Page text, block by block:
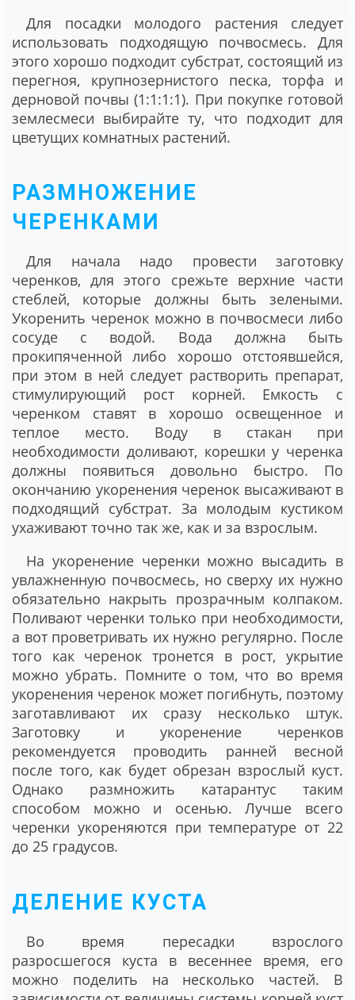
Для посадки молодого растения следует
использовать подходящую почвосмесь. Для
этого хорошо подходит субстрат, состоящий из
перегноя, крупнозернистого песка, торфа и
дерновой почвы (1:1:1:1). При покупке готовой
землесмеси выбирайте ту, что подходит для
цветущих комнатных растений.
РАЗМНОЖЕНИЕ
ЧЕРЕНКАМИ
Для начала надо провести заготовку
черенков, для этого срежьте верхние части
стеблей, которые должны быть зелеными.
Укоренить черенок можно в почвосмеси либо
сосуде с водой. Вода должна быть
прокипяченной либо хорошо отстоявшейся,
при этом в ней следует растворить препарат,
стимулирующий рост корней. Емкость с
черенком ставят в хорошо освещенное и
теплое место. Воду в стакан при
необходимости доливают, корешки у черенка
должны появиться довольно быстро. По
окончанию укоренения черенок высаживают в
подходящий субстрат. За молодым кустиком
ухаживают точно так же, как и за взрослым.
На укоренение черенки можно высадить в
увлажненную почвосмесь, но сверху их нужно
обязательно накрыть прозрачным колпаком.
Поливают черенки только при необходимости,
а вот проветривать их нужно регулярно. После
того как черенок тронется в рост, укрытие
можно убрать. Помните о том, что во время
укоренения черенок может погибнуть, поэтому
заготавливают их сразу несколько штук.
Заготовку и укоренение черенков
рекомендуется проводить ранней весной
после того, как будет обрезан взрослый куст.
Однако размножить катарантус таким
способом можно и осенью. Лучше всего
черенки укореняются при температуре от 22
до 25 градусов.
ДЕЛЕНИЕ КУСТА
Во время пересадки взрослого
разросшегося куста в весеннее время, его
можно поделить на несколько частей. В